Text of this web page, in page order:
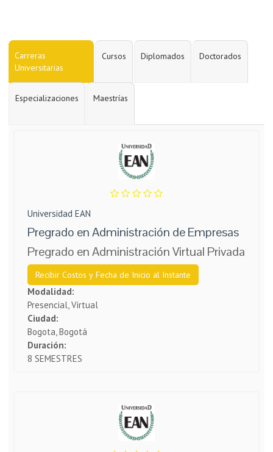
Carreras
Universitarias
Cursos Diplomados Doctorados
Especializaciones Maestrías
Universidad EAN
Pregrado en Administración de Empresas
Pregrado en Administración Virtual Privada
Recibir Costos y Fecha de Inicio al Instante
Modalidad:
Presencial, Virtual
Ciudad:
Bogota, Bogotá
Duración:
8 SEMESTRES